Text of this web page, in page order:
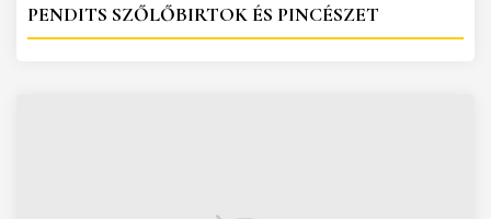
PENDITS SZŐLŐBIRTOK ÉS PINCÉSZET